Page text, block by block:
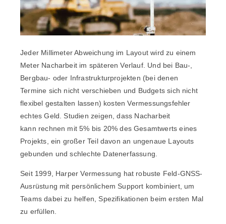
Jeder Millimeter Abweichung im Layout wird zu einem
Meter Nacharbeit im späteren Verlauf. Und bei Bau-,
Bergbau- oder Infrastrukturprojekten (bei denen
Termine sich nicht verschieben und Budgets sich nicht
flexibel gestalten lassen) kosten Vermessungsfehler
echtes Geld. Studien zeigen, dass Nacharbeit
kann rechnen mit5% bis 20% des Gesamtwerts eines
Projekts, ein großer Teil davon an ungenaue Layouts
gebunden und schlechte Datenerfassung.
Seit 1999, Harper Vermessung hat robuste Feld-GNSS-
Ausrüstung mit persönlichem Support kombiniert, um
Teams dabei zu helfen, Spezifikationen beim ersten Mal
zu erfüllen.